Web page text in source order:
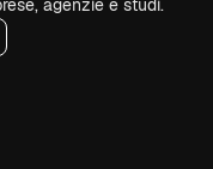
agenzie e studi.